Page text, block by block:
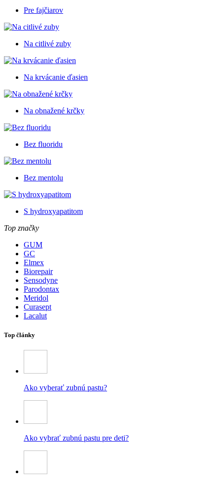
Pre fajčiarov
Na citlivé zuby
Na krvácanie ďasien
Na obnažené krčky
Bez fluoridu
Bez mentolu
S hydroxyapatitom
Top značky
GUM
GC
Elmex
Biorepair
Sensodyne
Parodontax
Meridol
Curasept
Lacalut
Top články
Ako vyberať zubnú pastu?
Ako vybrať zubnú pastu pre deti?